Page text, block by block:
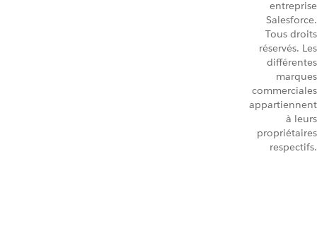
entreprise
Salesforce.
Tous droits
réservés. Les
différentes
marques
commerciales
appartiennent
à leurs
propriétaires
respectifs.